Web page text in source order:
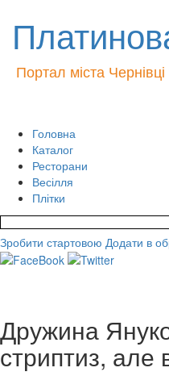
Портал міста
Головна
Каталог
Ресторани
Весілля
Плітки
Зробити стартовою Додати в
Дружина
стриптиз, але